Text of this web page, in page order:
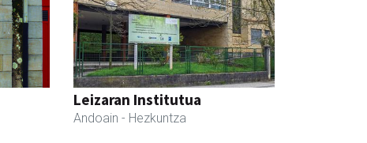
Leizaran Institutua
Andoain - Hezkuntza